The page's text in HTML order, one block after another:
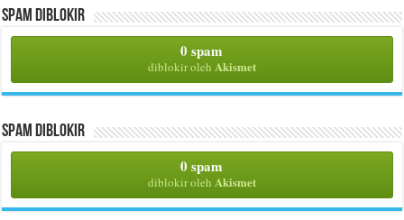
Spam Diblokir
0 spam
diblokir oleh Akismet
Spam Diblokir
0 spam
diblokir oleh Akismet